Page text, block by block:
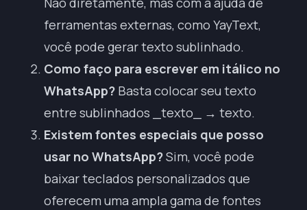
ferramentas externas, como YayText,
você pode gerar texto sublinhado.
Como faço para escrever em itálico no
WhatsApp? Basta colocar seu texto
entre sublinhados _ texto_ → texto.
Existem fontes especiais que posso
usar no WhatsApp?Sim, você pode
baixar teclados personalizados que
oferecem uma ampla gama de fontes